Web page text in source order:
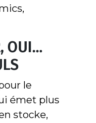
OUI…
le
émet plus
stocke,